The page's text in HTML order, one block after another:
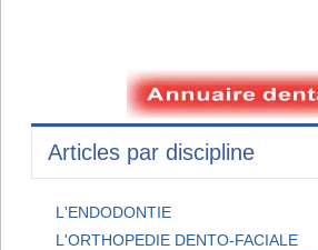
Articles par discipline
L'ENDODONTIE
L'ORTHOPEDIE DENTO-FACIALE